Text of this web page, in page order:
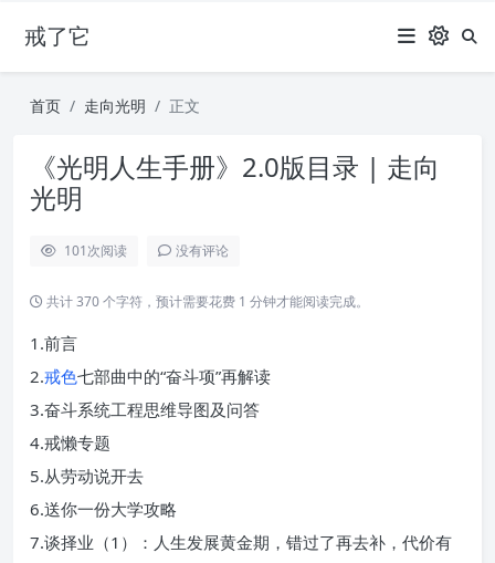
戒了它
首页 走向光明 正文
《光明人生手册》2.0版目录 | 走向
光明
101次阅读 没有评论
共计 370 个字符，预计需要花费 1 分钟才能阅读完成。
1.前言
2.戒色七部曲中的“奋斗项”再解读
3.奋斗系统工程思维导图及问答
4.戒懒专题
5.从劳动说开去
6.送你一份大学攻略
7.谈择业（1）：人生发展黄金期，错过了再去补，代价有